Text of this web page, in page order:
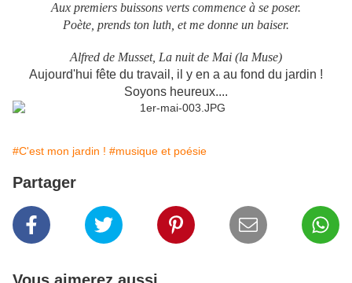
Aux premiers buissons verts commence à se poser.
Poète, prends ton luth, et me donne un baiser.
Alfred de Musset, La nuit de Mai (la Muse)
Aujourd'hui fête du travail, il y en a au fond du jardin !
Soyons heureux....
#C'est mon jardin ! #musique et poésie
Partager